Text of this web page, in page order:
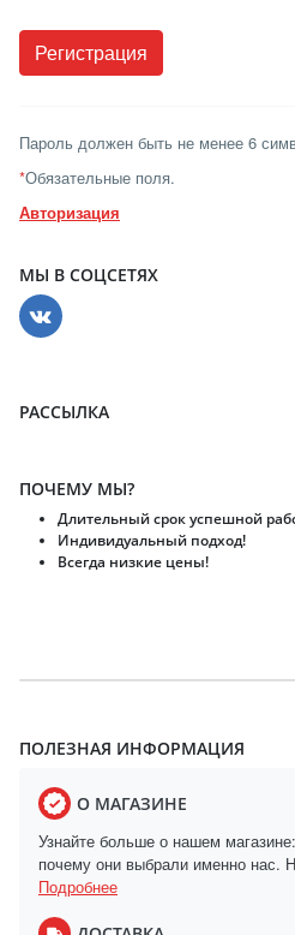
Пароль должен быть не менее 6
*Обязательные поля.
Авторизация
МЫ В СОЦСЕТЯХ
РАССЫЛКА
ПОЧЕМУ МЫ?
Длительный срок успешной
Индивидуальный подход!
Всегда низкие цены!
ПОЛЕЗНАЯ ИНФОРМАЦИЯ
О МАГАЗИНЕ
Узнайте больше о нашем
почему они выбрали именно нас.
Подробнее